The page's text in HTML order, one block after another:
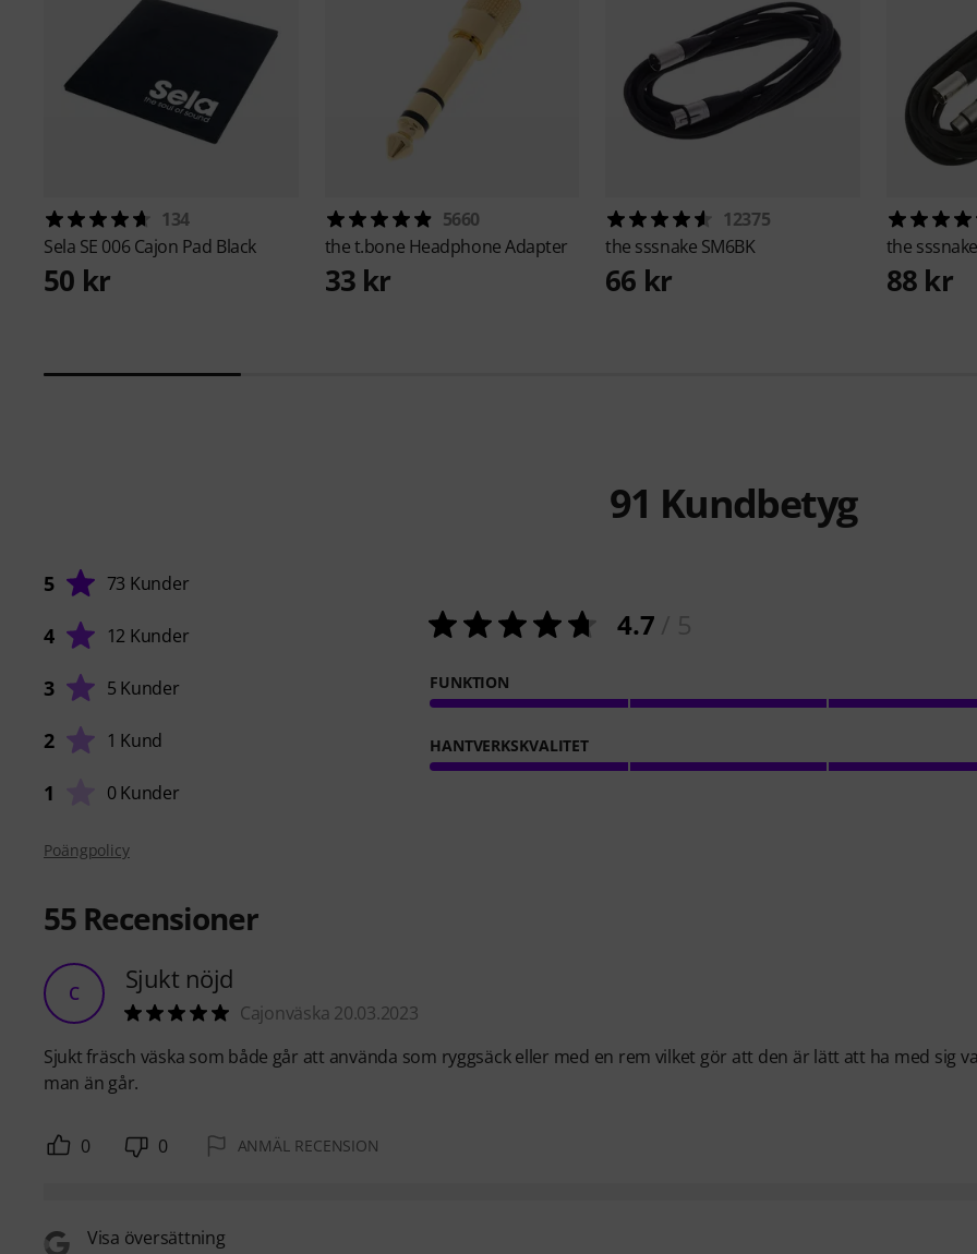
134
Sela SE 006 Cajon Pad Black
50 kr
5660
the t.bone Headphone Adapter
33 kr
12375
the sssnake SM6BK
66 kr
the sssnake
88 kr
91 Kundbetyg
5 73 Kunder
4 12 Kunder
3 5 Kunder
2 1 Kund
1 0 Kunder
4.7
FUNKTION
HANTVERKSKVALITET
Poängpolicy
55 Recensioner
C Sjukt nöjd
Cajonväska 20.03.2023
Sjukt fräsch väska som både går att använda som ryggsäck eller med en rem vilket gör att den är lätt att ha med sig
man än går.
0 0 ANMÄL RECENSION
Visa översättning